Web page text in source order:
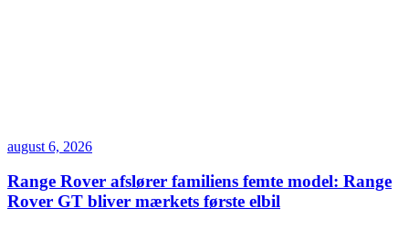
august 6, 2026
Range Rover afslører familiens femte model: Range
Rover GT bliver mærkets første elbil